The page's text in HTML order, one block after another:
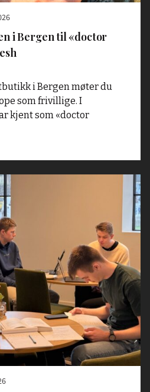
i Bergen til «doctor
i Bergen møter du
som frivillige. I
kjent som «doctor
–
lesesal
skuldre"